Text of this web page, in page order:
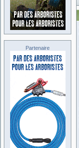
Partenaire